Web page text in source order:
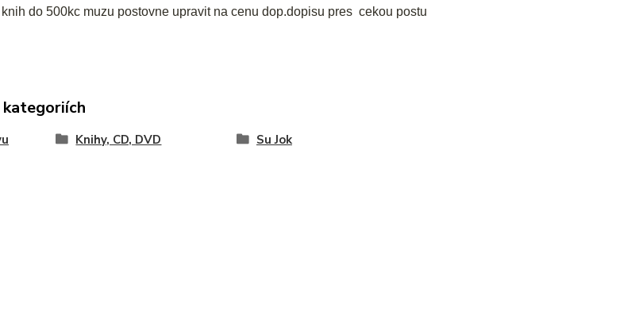
do 500kc muzu postovne upravit na cenu dop.dopisu pres cekou postu
kategoriích
Knihy, CD, DVD Su Jok